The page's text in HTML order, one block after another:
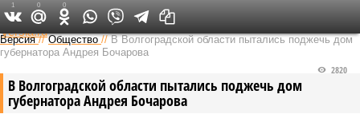
Федеральный выпуск
Версия //Общество //В Волгоградской области пытались поджечь дом
губернатора Андрея Бочарова
В Волгоградской области пытались поджечь дом
губернатора Андрея Бочарова
2820
1 0 0